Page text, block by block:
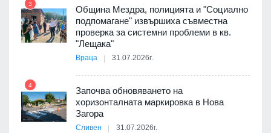
3
Община Мездра, полицията и "Социално
подпомагане" извършиха съвместна
проверка за системни проблеми в кв.
"Лещака"
Враца 31.07.2026г.
4
Започва обновяването на
хоризонталната маркировка в Нова
Загора
Сливен 31.07.2026г.